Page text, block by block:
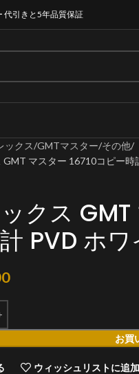
代引きと5年品質保証
ックス GMTマスター その他
GMT マスター 16710コピー時
クス
PVD ​​ホ
お買
ウィッシュリストに追